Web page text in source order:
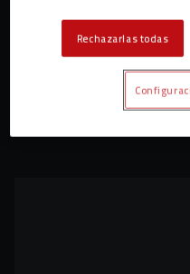
Rechazarlas todas